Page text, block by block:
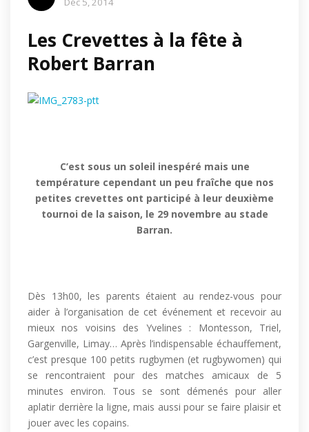
Les Crevettes à la fête à
Robert Barran
C’est sous un soleil inespéré mais une
température cependant un peu fraîche que nos
petites crevettes ont participé à leur deuxième
tournoi de la saison, le 29 novembre au stade
Barran.
Dès 13h00, les parents étaient au rendez-vous pour
aider à l’organisation de cet événement et recevoir au
mieux nos voisins des Yvelines : Montesson, Triel,
Gargenville, Limay… Après l’indispensable échauffement,
c’est presque 100 petits rugbymen (et rugbywomen) qui
se rencontraient pour des matches amicaux de 5
minutes environ. Tous se sont démenés pour aller
aplatir derrière la ligne, mais aussi pour se faire plaisir et
jouer avec les copains.